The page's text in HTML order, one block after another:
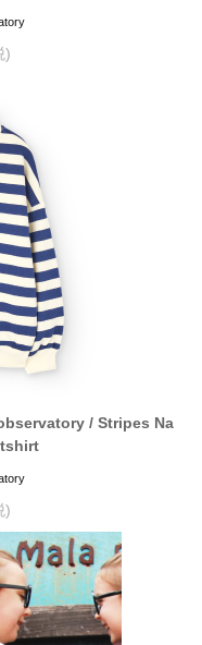
)
/ Stripes Na
)